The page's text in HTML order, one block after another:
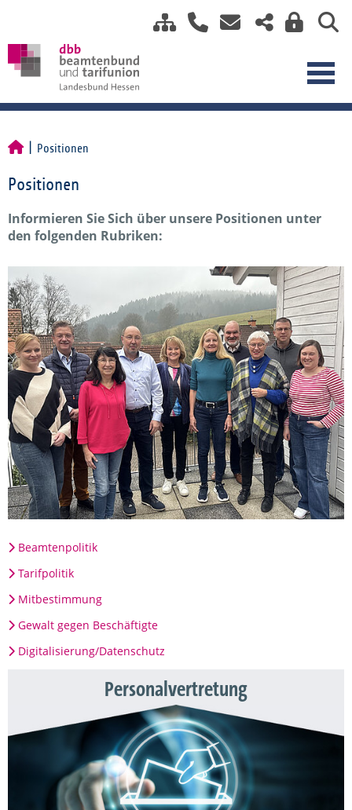
Positionen
Positionen
Informieren Sie Sich über unsere Positionen unter
den folgenden Rubriken:
Beamtenpolitik
Tarifpolitik
Mitbestimmung
Gewalt gegen Beschäftigte
Digitalisierung/Datenschutz
Personalvertretung